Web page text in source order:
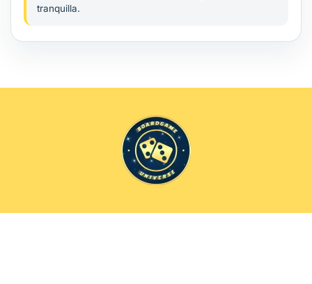
tranquilla.